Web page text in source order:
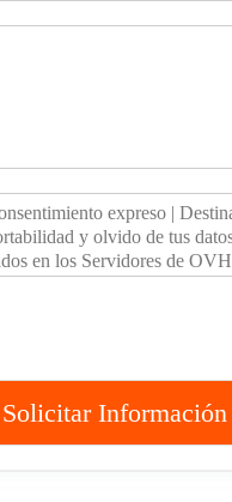
Solicitar Información